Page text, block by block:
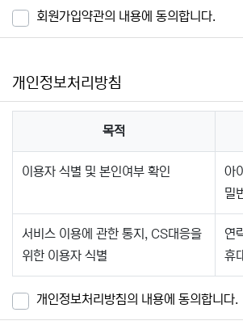
제2조 정의
러 사이버몰을 운영하는 사업자의 의미로도
"이용자"란 "몰"에 접속하여 이 약관에 따
비스를 받는 회원 및 비회원을 말합니다.
제공하는 서비스를 이용할 수 있는 자를 말
'비회원'이라 함은 회원에 가입하지 않고 "
제3조 약관 등의 명시와 설명 및 개
"몰"은 이 약관의 내용과 상호 및 대표자
소(소비자의 불만을 처리할 수 있는 곳의
·모사전송번호·전자우편주소, 사업자등록
번호, 개인정보관리책임자 등을 이용자가
회원가입약관의 내용에 동의합니다.
개인정보처리방침
목적
이용자 식별 및 본인여부 확인
아
밀
서비스 이용에 관한 통지, CS대응을
위한 이용자 식별
연
휴
개인정보처리방침의 내용에 동의합니다.